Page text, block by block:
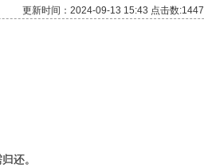
更新时间：2024-09-13 15:43 点击数:1447
还。